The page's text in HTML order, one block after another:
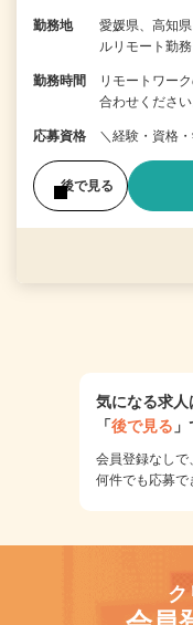
勤務地
愛媛県、高知
ルリモート勤務
勤務時間
リモートワー
合わせくださ
応募資格 ＼経験・資格
後で見る
気になる求人
「後で見る
会員登録なしで、
何件でも応募で
ク